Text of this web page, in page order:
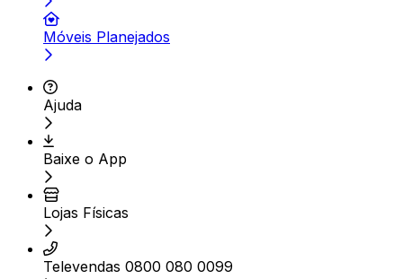
Móveis Planejados
Ajuda
Baixe o App
Lojas Físicas
Televendas 0800 080 0099